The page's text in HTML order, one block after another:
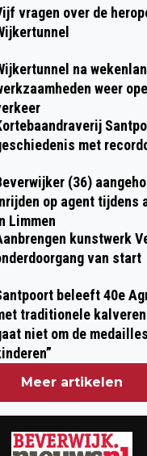
vragen over de
na
weer
met
(36)
op agent tijdens
Limmen
kunstwerk
van start
beleeft 40e
traditionele
niet om de
Meer artikelen